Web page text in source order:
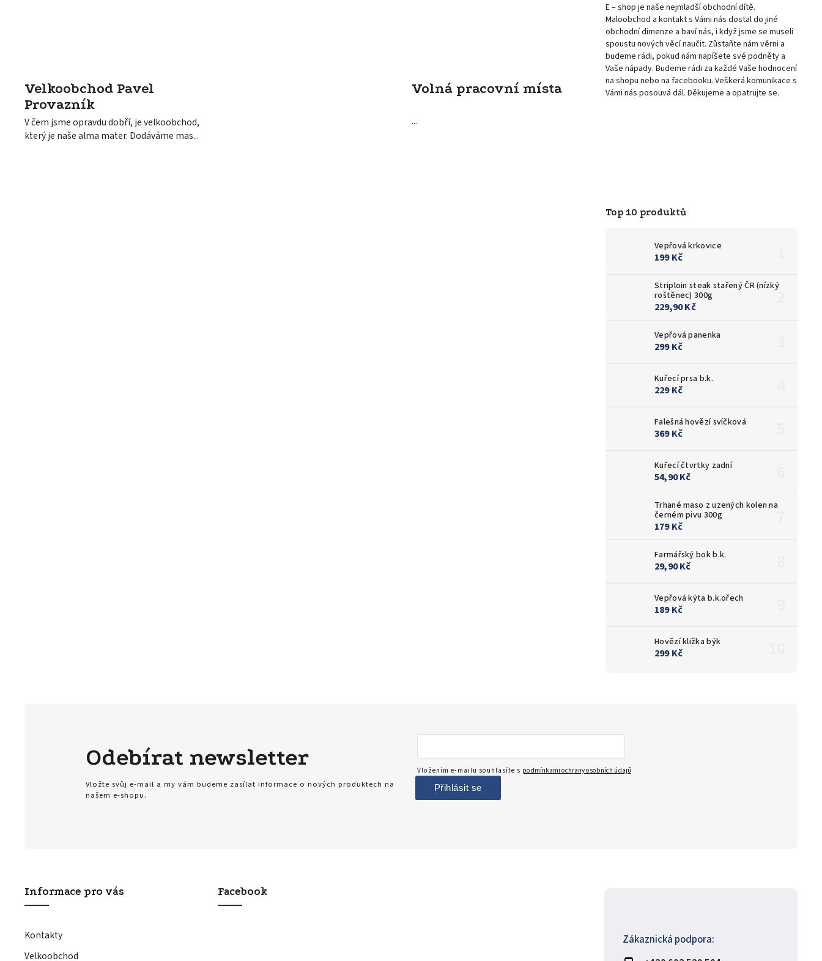
E – shop je naše nejmladší obchodní dítě.
Maloobchod a kontakt s Vámi nás dostal do jiné
obchodní dimenze a baví nás, i když jsme se museli
spoustu nových věcí naučit. Zůstaňte nám věrni a
budeme rádi, pokud nám napíšete své podněty a
Vaše nápady. Budeme rádi za každé Vaše hodnocení
na shopu nebo na facebooku. Veškerá komunikace s
Vámi nás posouvá dál. Děkujeme a opatrujte se.
Top 10 produktů
Vepřová krkovice
199 Kč
Striploin steak stařený ČR (nízký
roštěnec) 300g
229,90 Kč
Vepřová panenka
299 Kč
Kuřecí prsa b.k.
229 Kč
Falešná hovězí svíčková
369 Kč
Kuřecí čtvrtky zadní
54,90 Kč
Trhané maso z uzených kolen na
černém pivu 300g
179 Kč
Farmářský bok b.k.
29,90 Kč
Vepřová kýta b.k.ořech
189 Kč
Hovězí kližka býk
299 Kč
Velkoobchod Pavel
Provazník
V čem jsme opravdu dobří, je velkoobchod,
který je naše alma mater. Dodáváme mas...
Volná pracovní místa
...
Zákaznická podpora:
Informace pro vás
Kontakty
Velkoobchod
Facebook
Odebírat newsletter
Vložte svůj e-mail a my vám budeme zasílat informace o nových produktech na
našem e-shopu.
Vložením e-mailu souhlasíte s podmínkami ochrany osobních údajů
Přihlásit se